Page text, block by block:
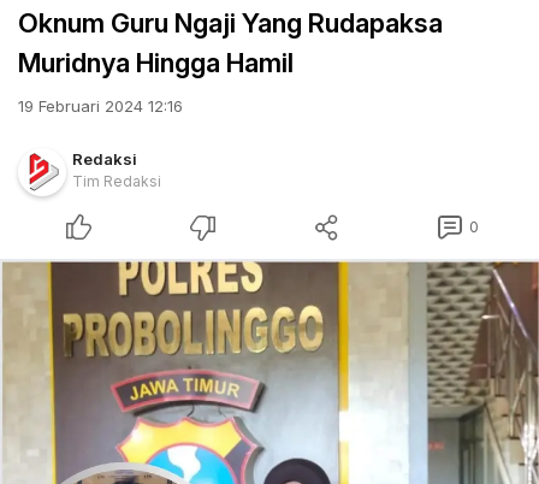
Oknum Guru Ngaji Yang Rudapaksa
Muridnya Hingga Hamil
19 Februari 2024 12:16
Redaksi
Tim Redaksi
0